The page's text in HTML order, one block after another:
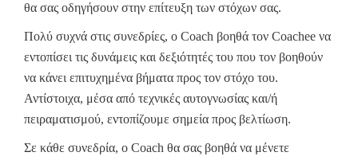
θα σας οδηγήσουν στην επίτευξη των στόχων σας.
Πολύ συχνά στις συνεδρίες, ο Coach βοηθά τον Coachee να
εντοπίσει τις δυνάμεις και δεξιότητές του που τον βοηθούν
να κάνει επιτυχημένα βήματα προς τον στόχο του.
Αντίστοιχα, μέσα από τεχνικές αυτογνωσίας και/ή
πειραματισμού, εντοπίζουμε σημεία προς βελτίωση.
Σε κάθε συνεδρία, ο Coach θα σας βοηθά να μένετε